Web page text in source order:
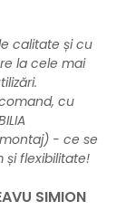
depusă.
în